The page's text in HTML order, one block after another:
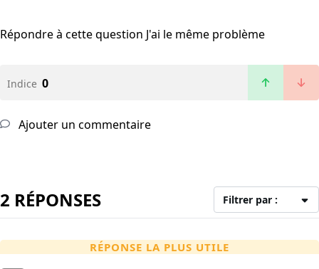
Répondre à cette question J'ai le même problème
Indice 0
Ajouter un commentaire
2 RÉPONSES Filtrer par :
RÉPONSE LA PLUS UTILE